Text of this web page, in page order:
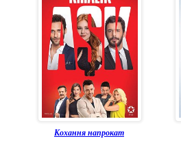
Кохання напрокат